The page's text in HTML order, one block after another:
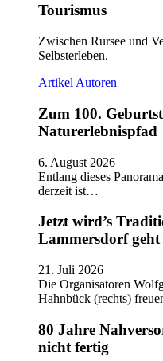
Tourismus
Zwischen Rursee und
Selbsterleben.
Artikel Autoren
Zum 100.
Naturerlebnispfad
6. August 2026
Entlang dieses
derzeit ist…
Jetzt wird’s
Lammersdorf
21. Juli 2026
Die Organisatoren
Hahnbück (rechts)
80 Jahre
nicht fertig